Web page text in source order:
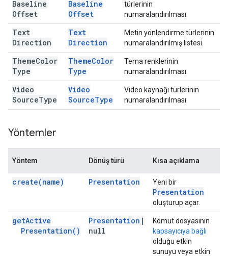
Baseline
Offset
Baseline
Offset
türlerinin
numaralandırılması.
Text
Direction
Text
Direction
Metin yönlendirme türlerinin
numaralandırılmış listesi.
ThemeColor
Type
ThemeColor
Type
Tema renklerinin
numaralandırılması.
Video
SourceType
Video
SourceType
Video kaynağı türlerinin
numaralandırılması.
Yöntemler
Yöntem Dönüş türü Kısa açıklama
create(name) Presentation Yeni bir
Presentation
oluşturup açar.
getActive
Presentation( )
Presentation |
null
Komut dosyasının
kapsayıcıya bağlı
olduğu etkin
sunuyu veya etkin